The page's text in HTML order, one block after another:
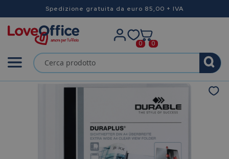
Spedizione gratuita da euro 85,00 + IVA
0 0